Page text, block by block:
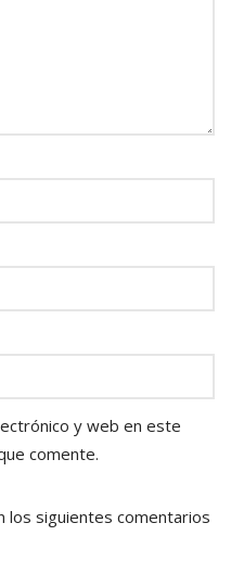
y web en este
comente.
los siguientes comentarios